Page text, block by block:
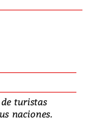
turistas
naciones.